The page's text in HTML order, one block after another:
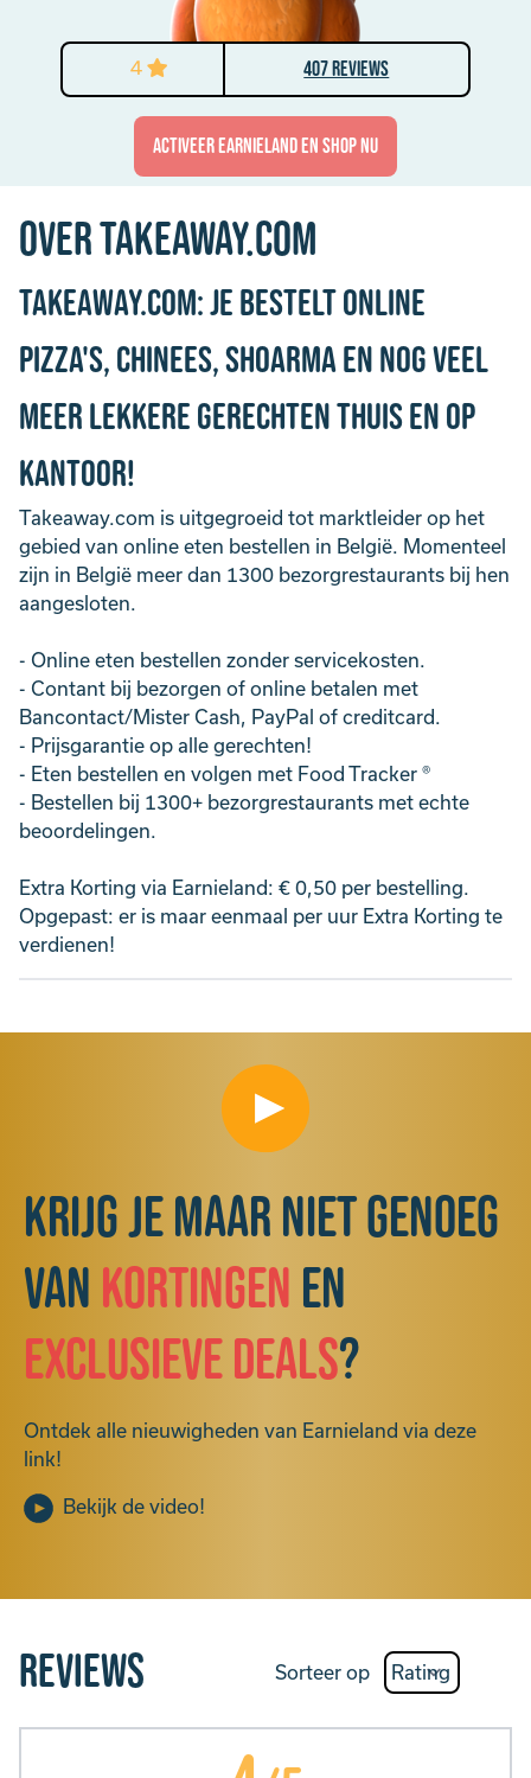
4 407 Reviews
activeer Earnieland en shop nu
Over takeaway.com
Takeaway.com: je bestelt online
pizza's, chinees, shoarma en nog veel
meer lekkere gerechten thuis en op
kantoor!
Takeaway.com is uitgegroeid tot marktleider op het
gebied van online eten bestellen in België. Momenteel
zijn in België meer dan 1300 bezorgrestaurants bij hen
aangesloten.
- Online eten bestellen zonder servicekosten.
- Contant bij bezorgen of online betalen met
Bancontact/Mister Cash, PayPal of creditcard.
- Prijsgarantie op alle gerechten!
- Eten bestellen en volgen met Food Tracker ®
- Bestellen bij 1300+ bezorgrestaurants met echte
beoordelingen.
Extra Korting via Earnieland: € 0,50 per bestelling.
Opgepast: er is maar eenmaal per uur Extra Korting te
verdienen!
Krijg je maar niet genoeg
van kortingen en
exclusieve deals?
Ontdek alle nieuwigheden van Earnieland via deze
link!
Bekijk de video!
Reviews Sorteer op